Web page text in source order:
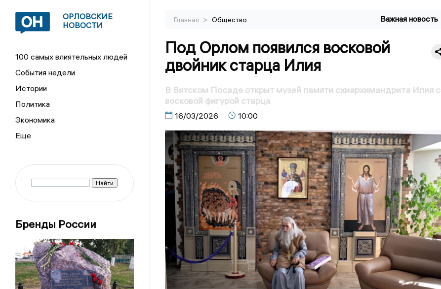
ОРЛОВСКИЕ
НОВОСТИ
100 самых влиятельных людей
События недели
Истории
Политика
Экономика
Бренды России
Главная > Общество Важная новость
Под Орлом появился восковой
двойник старца Илия
В Вятском Посаде открыт музей памяти схиархимандрита Илия с
восковой фигурой старца
16/03/2026 10:00